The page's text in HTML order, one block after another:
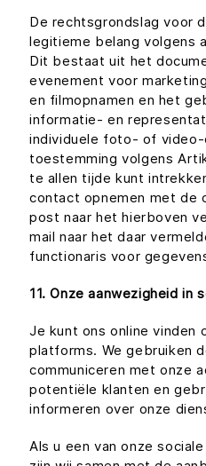
De rechtsgrondslag voor
legitieme belang volgens
Dit bestaat uit het
evenement voor
en filmopnamen en het
informatie- en
individuele foto- of video-
toestemming volgens
te allen tijde kunt
contact opnemen met de
post naar het hierboven
mail naar het daar
functionaris voor
11. Onze aanwezigheid in
Je kunt ons online vinden
platforms. We gebruiken
communiceren met onze
potentiële klanten en
informeren over onze
Als u een van onze